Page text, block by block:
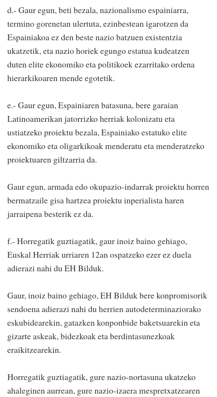
d.- Gaur egun, beti bezala, nazionalismo espainiarra,
termino gorenetan ulertuta, ezinbestean igarotzen da
Espainiakoa ez den beste nazio batzuen existentzia
ukatzetik, eta nazio horiek egungo estatua kudeatzen
duten elite ekonomiko eta politikoek ezarritako ordena
hierarkikoaren mende egotetik.
e.- Gaur egun, Espainiaren batasuna, bere garaian
Latinoamerikan jatorrizko herriak kolonizatu eta
ustiatzeko proiektu bezala, Espainiako estatuko elite
ekonomiko eta oligarkikoak menderatu eta menderatzeko
proiektuaren giltzarria da.
Gaur egun, armada edo okupazio-indarrak proiektu horren
bermatzaile gisa hartzea proiektu inperialista haren
jarraipena besterik ez da.
f.- Horregatik guztiagatik, gaur inoiz baino gehiago,
Euskal Herriak urriaren 12an ospatzeko ezer ez duela
adierazi nahi du EH Bilduk.
Gaur, inoiz baino gehiago, EH Bilduk bere konpromisorik
sendoena adierazi nahi du herrien autodeterminaziorako
eskubidearekin, gatazken konponbide baketsuarekin eta
gizarte askeak, bidezkoak eta berdintasunezkoak
eraikitzearekin.
Horregatik guztiagatik, gure nazio-nortasuna ukatzeko
ahaleginen aurrean, gure nazio-izaera mespretxatzearen